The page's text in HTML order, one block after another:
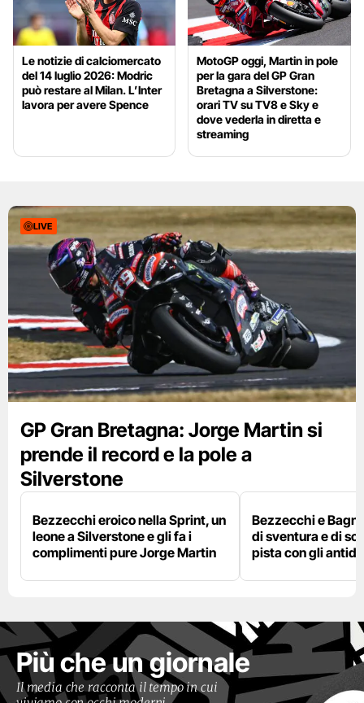
Le notizie di calciomercato
del 14 luglio 2026: Modric
può restare al Milan. L’Inter
lavora per avere Spence
MotoGP oggi, Martin in pole
per la gara del GP Gran
Bretagna a Silverstone:
orari TV su TV8 e Sky e
dove vederla in diretta e
streaming
LIVE
GP Gran Bretagna: Jorge Martin si
prende il record e la pole a
Silverstone
Bezzecchi eroico nella Sprint, un
leone a Silverstone e gli fa i
complimenti pure Jorge Martin
Bezzecchi e
di sventura e di
pista con gli
Più che un giornale
Il media che racconta il tempo in cui